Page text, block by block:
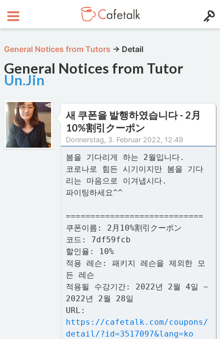
General Notices from Tutors → Detail
General Notices from Tutor
Un.Jin
새 쿠폰을 발행하였습니다 - 2月
10%割引クーポン
Donnerstag, 3. Februar 2022, 12:49
봄을 기다리게 하는 2월입니다.
코로나로 힘든 시기이지만 봄을 기다
리는 마음으로 이겨냅시다.
파이팅하세요^^
============================
쿠폰이름: 2月10%割引クーポン
코드: 7df59fcb
할인율: 10%
적용 레슨: 패키지 레슨을 제외한 모
든 레슨
적용될 수강기간: 2022년 2월 4일 ~
2022년 2월 28일
URL:
https://cafetalk.com/coupons/
detail/?id=3517097&lang=ko